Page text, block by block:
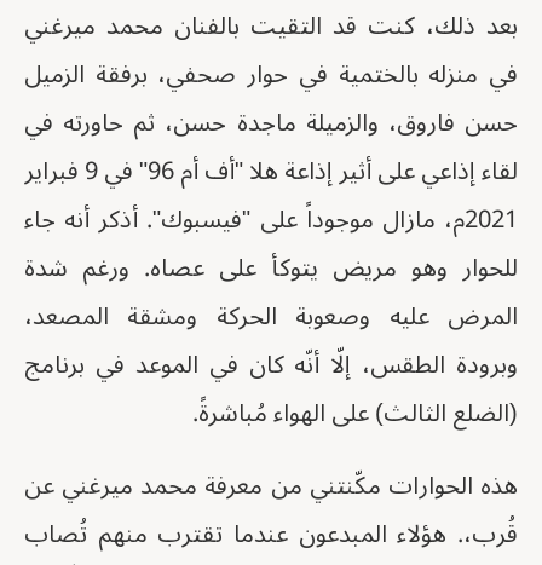
بعد ذلك، كنت قد التقيت بالفنان محمد ميرغني
في منزله بالختمية في حوار صحفي، برفقة الزميل
حسن فاروق، والزميلة ماجدة حسن، ثم حاورته في
لقاء إذاعي على أثير إذاعة هلا "أف أم 96" في 9 فبراير
2021م، مازال موجوداً على "فيسبوك". أذكر أنه جاء
للحوار وهو مريض يتوكأ على عصاه. ورغم شدة
المرض عليه وصعوبة الحركة ومشقة المصعد،
وبرودة الطقس، إلّا أنّه كان في الموعد في برنامج
(الضلع الثالث) على الهواء مُباشرةً.
هذه الحوارات مكّنتني من معرفة محمد ميرغني عن
قُرب،. هؤلاء المبدعون عندما تقترب منهم تُصاب